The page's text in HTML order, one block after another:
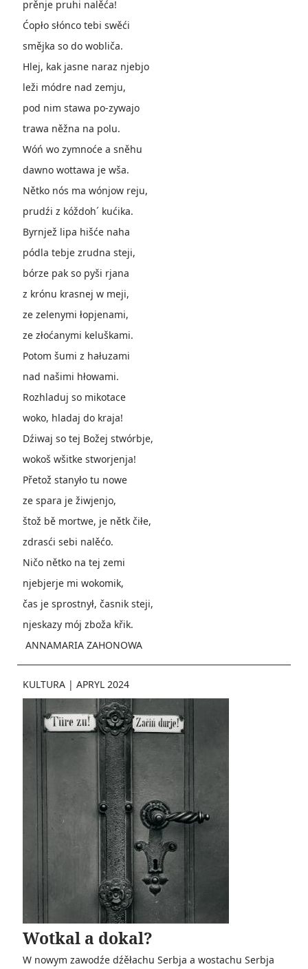
prěnje pruhi nalěća!
Ćopło słónco tebi swěći
smějka so do wobliča.
Hlej, kak jasne naraz njebjo
leži módre nad zemju,
pod nim stawa po-zywajo
trawa něžna na polu.
Wóń wo zymnoće a sněhu
dawno wottawa je wša.
Nětko nós ma wónjow reju,
prudźi z kóždoh´ kućika.
Byrnjež lipa hišće naha
pódla tebje zrudna steji,
bórze pak so pyši rjana
z krónu krasnej w meji,
ze zelenymi łopjenami,
ze złoćanymi keluškami.
Potom šumi z hałuzami
nad našimi hłowami.
Rozhladuj so mikotace
woko, hladaj do kraja!
Dźiwaj so tej Božej stwórbje,
wokoš wšitke stworjenja!
Přetož stanyło tu nowe
ze spara je žiwjenjo,
štož bě mortwe, je nětk čiłe,
zdrasći sebi nalěćo.
Ničo nětko na tej zemi
njebjerje mi wokomik,
čas je sprostnył, časnik steji,
njeskazy mój zboža křik.
ANNAMARIA ZAHONOWA
KULTURA | APRYL 2024
Wotkal a dokal?
W nowym zawodźe dźěłachu Serbja a wostachu Serbja